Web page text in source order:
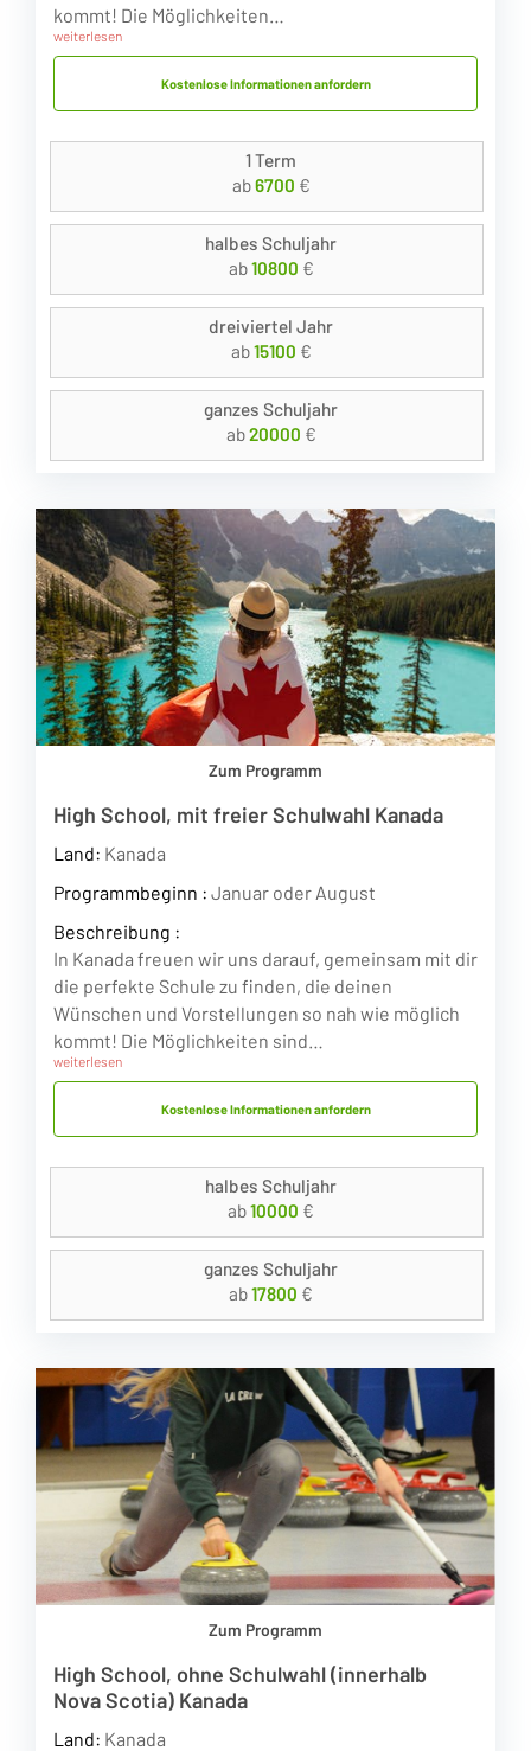
kommt! Die Möglichkeiten…
weiterlesen
Kostenlose Informationen anfordern
1 Term
ab6700 €
halbes Schuljahr
ab10800 €
dreiviertel Jahr
ab15100 €
ganzes Schuljahr
ab20000 €
Zum Programm
High School, mit freier Schulwahl Kanada
Land: Kanada
Programmbeginn : Januar oder August
Beschreibung :
In Kanada freuen wir uns darauf, gemeinsam mit dir
die perfekte Schule zu finden, die deinen
Wünschen und Vorstellungen so nah wie möglich
kommt! Die Möglichkeiten sind…
weiterlesen
Kostenlose Informationen anfordern
halbes Schuljahr
ab10000 €
ganzes Schuljahr
ab17800 €
Zum Programm
High School, ohne Schulwahl (innerhalb
Nova Scotia) Kanada
Land: Kanada